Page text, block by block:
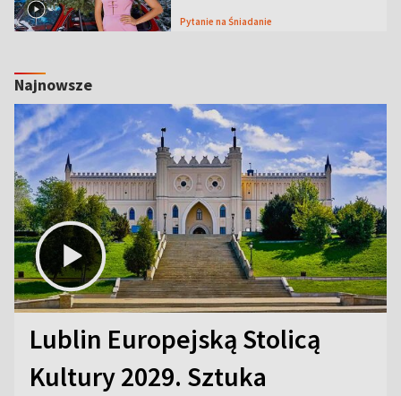
Pytanie na Śniadanie
Najnowsze
Lublin Europejską Stolicą
Kultury 2029. Sztuka